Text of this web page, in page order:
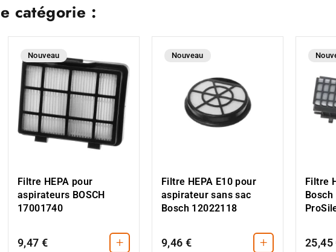
catégorie :
Nouveau
Filtre HEPA pour
aspirateurs BOSCH
17001740
9,47 € +
Nouveau
Filtre HEPA E10 pour
aspirateur sans sac
Bosch 12022118
9,46 € +
Filtre
Bosch
25,45